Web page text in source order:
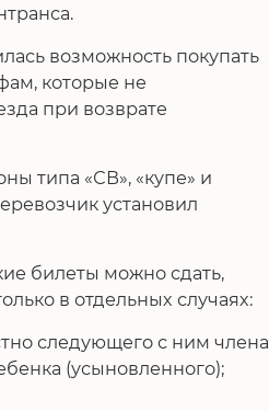
возможность покупать
которые не
при возврате
типа «СВ», «купе» и
установил
билеты можно сдать,
в отдельных случаях:
следующего с ним члена
(усыновленного);